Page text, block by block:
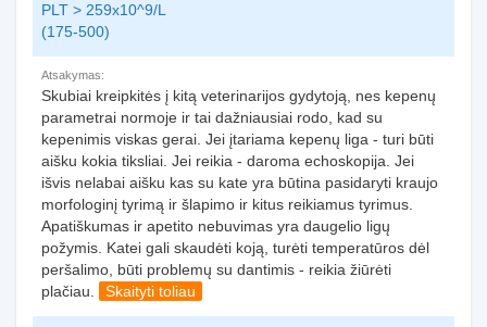
PLT > 259x10^9/L
(175-500)
Atsakymas:
Skubiai kreipkitės į kitą veterinarijos gydytoją, nes kepenų
parametrai normoje ir tai dažniausiai rodo, kad su
kepenimis viskas gerai. Jei įtariama kepenų liga - turi būti
aišku kokia tiksliai. Jei reikia - daroma echoskopija. Jei
išvis nelabai aišku kas su kate yra būtina pasidaryti kraujo
morfologinį tyrimą ir šlapimo ir kitus reikiamus tyrimus.
Apatiškumas ir apetito nebuvimas yra daugelio ligų
požymis. Katei gali skaudėti koją, turėti temperatūros dėl
peršalimo, būti problemų su dantimis - reikia žiūrėti
plačiau.
Skaityti toliau